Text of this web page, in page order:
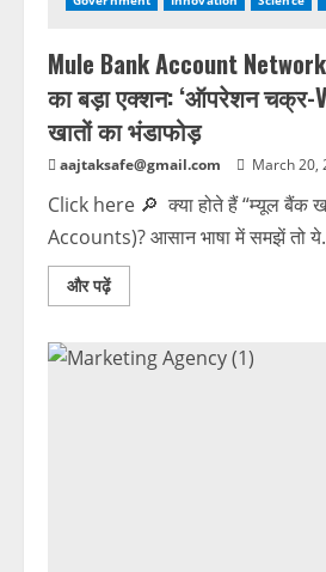
Mule Bank Account
का बड़ा एक्शन: ‘ऑपरेशन चक्र-
खातों का भंडाफोड़
aajtaksafe@gmail.com March 20,
Click here 🔎 क्या होते हैं “म्यूल बैंक
Accounts)? आसान भाषा में समझें तो
और पढ़ें